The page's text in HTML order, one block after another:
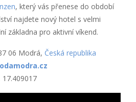
, který vás přenese do období
najdete nový hotel s velmi
základna pro aktivní víkend.
06 Modrá, Česká republika